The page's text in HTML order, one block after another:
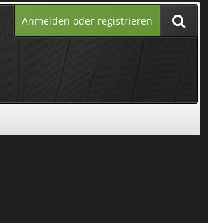
Anmelden oder registrieren